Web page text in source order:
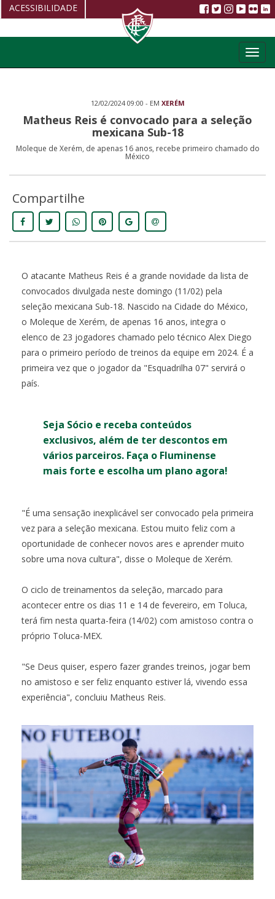
12/02/2024 09:00 - EM XERÉM
Matheus Reis é convocado para a seleção
mexicana Sub-18
Moleque de Xerém, de apenas 16 anos, recebe primeiro chamado do
México
Compartilhe
O atacante Matheus Reis é a grande novidade da lista de
convocados divulgada neste domingo (11/02) pela
seleção mexicana Sub-18. Nascido na Cidade do México,
o Moleque de Xerém, de apenas 16 anos, integra o
elenco de 23 jogadores chamado pelo técnico Alex Diego
para o primeiro período de treinos da equipe em 2024. É a
primeira vez que o jogador da "Esquadrilha 07" servirá o
país.
Seja Sócio e receba conteúdos
exclusivos, além de ter descontos em
vários parceiros. Faça o Fluminense
mais forte e escolha um plano agora!
"É uma sensação inexplicável ser convocado pela primeira
vez para a seleção mexicana. Estou muito feliz com a
oportunidade de conhecer novos ares e aprender muito
sobre uma nova cultura", disse o Moleque de Xerém.
O ciclo de treinamentos da seleção, marcado para
acontecer entre os dias 11 e 14 de fevereiro, em Toluca,
terá fim nesta quarta-feira (14/02) com amistoso contra o
próprio Toluca-MEX.
"Se Deus quiser, espero fazer grandes treinos, jogar bem
no amistoso e ser feliz enquanto estiver lá, vivendo essa
experiência", concluiu Matheus Reis.
ACESSIBILIDADE